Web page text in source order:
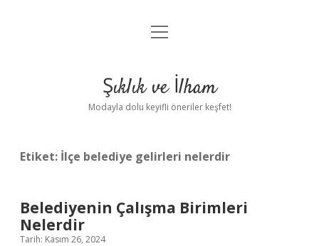
Anasayfa
Yasal Uyarı
menüyü
Şıklık ve İlham
Modayla dolu keyifli öneriler keşfet!
Etiket: İlçe belediye gelirleri nelerdir
Belediyenin Çalışma Birimleri
Nelerdir
Tarih: Kasım 26, 2024